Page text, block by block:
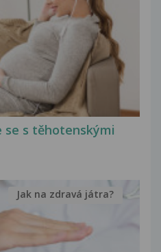
se s těhotenskými
Jak na zdravá játra?